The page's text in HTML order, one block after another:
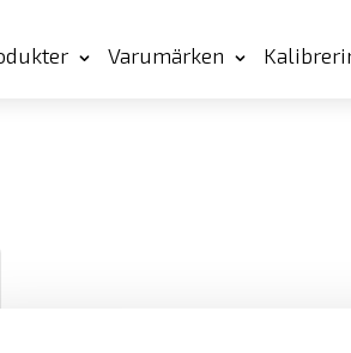
Varumärken